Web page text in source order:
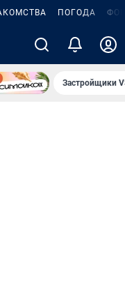
ПОГОДА
Застройщики